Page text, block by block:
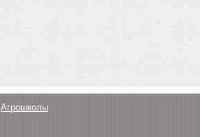
Агрошколы